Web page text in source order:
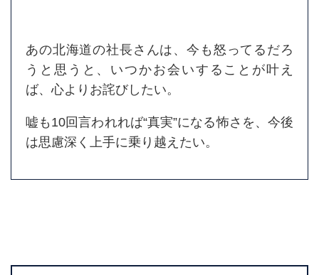
あの北海道の社長さんは、今も怒ってるだろ
うと思うと、いつかお会いすることが叶え
ば、心よりお詫びしたい。
嘘も10回言われれば“真実”になる怖さを、今後
は思慮深く上手に乗り越えたい。